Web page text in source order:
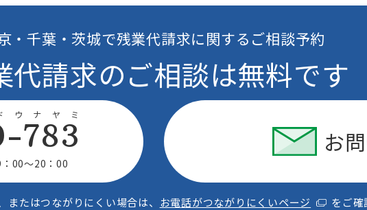
・千葉・茨城で残業代請求に関するご相談予約
代請求のご相談は無料です
783
ウナヤミ
00〜20：00
お
たはつながりにくい場合は、 お電話がつながりにくいページ をご確